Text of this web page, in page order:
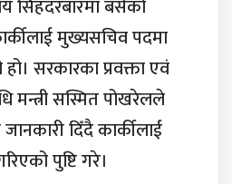
सिंहदरबारमा बसेको
मुख्यसचिव पदमा
सरकारका प्रवक्ता एवं
मन्त्री सस्मित पोखरेलले
दिँदै कार्कीलाई
पुष्टि गरे।